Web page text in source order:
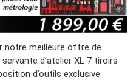
notre meilleure offre de
d’atelier XL 7 tiroirs
d’outils exclusive